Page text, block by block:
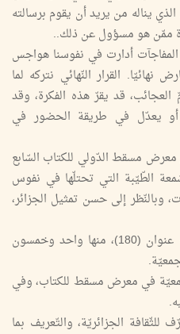
يناله من يريد أن يقوم برسالته
ممّن هو مسؤول عن ذلك..
أدارت في نفوسنا هواجس
القرار النّهائي نتركه لما
العجائب، قد يقرّ هذه الفكرة، وقد
أو يعدّل في طريقة الحضور في
معرض مسقط الدّولي للكتاب السّابع
الطّيّبة التي تحتلّها في نفوس
إلى حسن تمثيل الجزائر،
1 - شاركت الجمعيّة بثمانين ومائة عنوان (180)، منها واحد وخمسون
في معرض مسقط للكتاب، وفي
الجزائريّة، والتّعريف بما